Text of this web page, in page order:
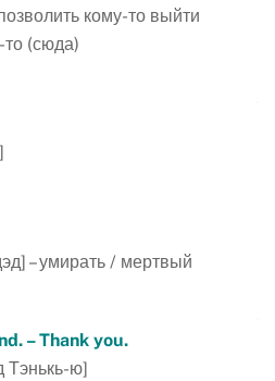
кому-то выйти
то (сюда)
– умирать / мертвый
– Thank you.
Тэнькь-ю]